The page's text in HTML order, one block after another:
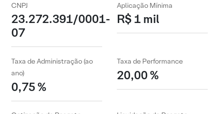
CNPJ
23.272.391/0001-
07
Aplicação Mínima
R$ 1 mil
Taxa de Administração (ao
ano)
0,75 %
Taxa de Performance
20,00 %